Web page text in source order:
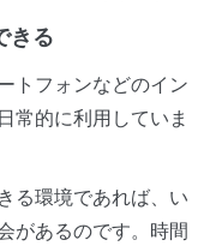
きる
トフォンなどのイン
常的に利用していま
る環境であれば、い
があるのです。時間